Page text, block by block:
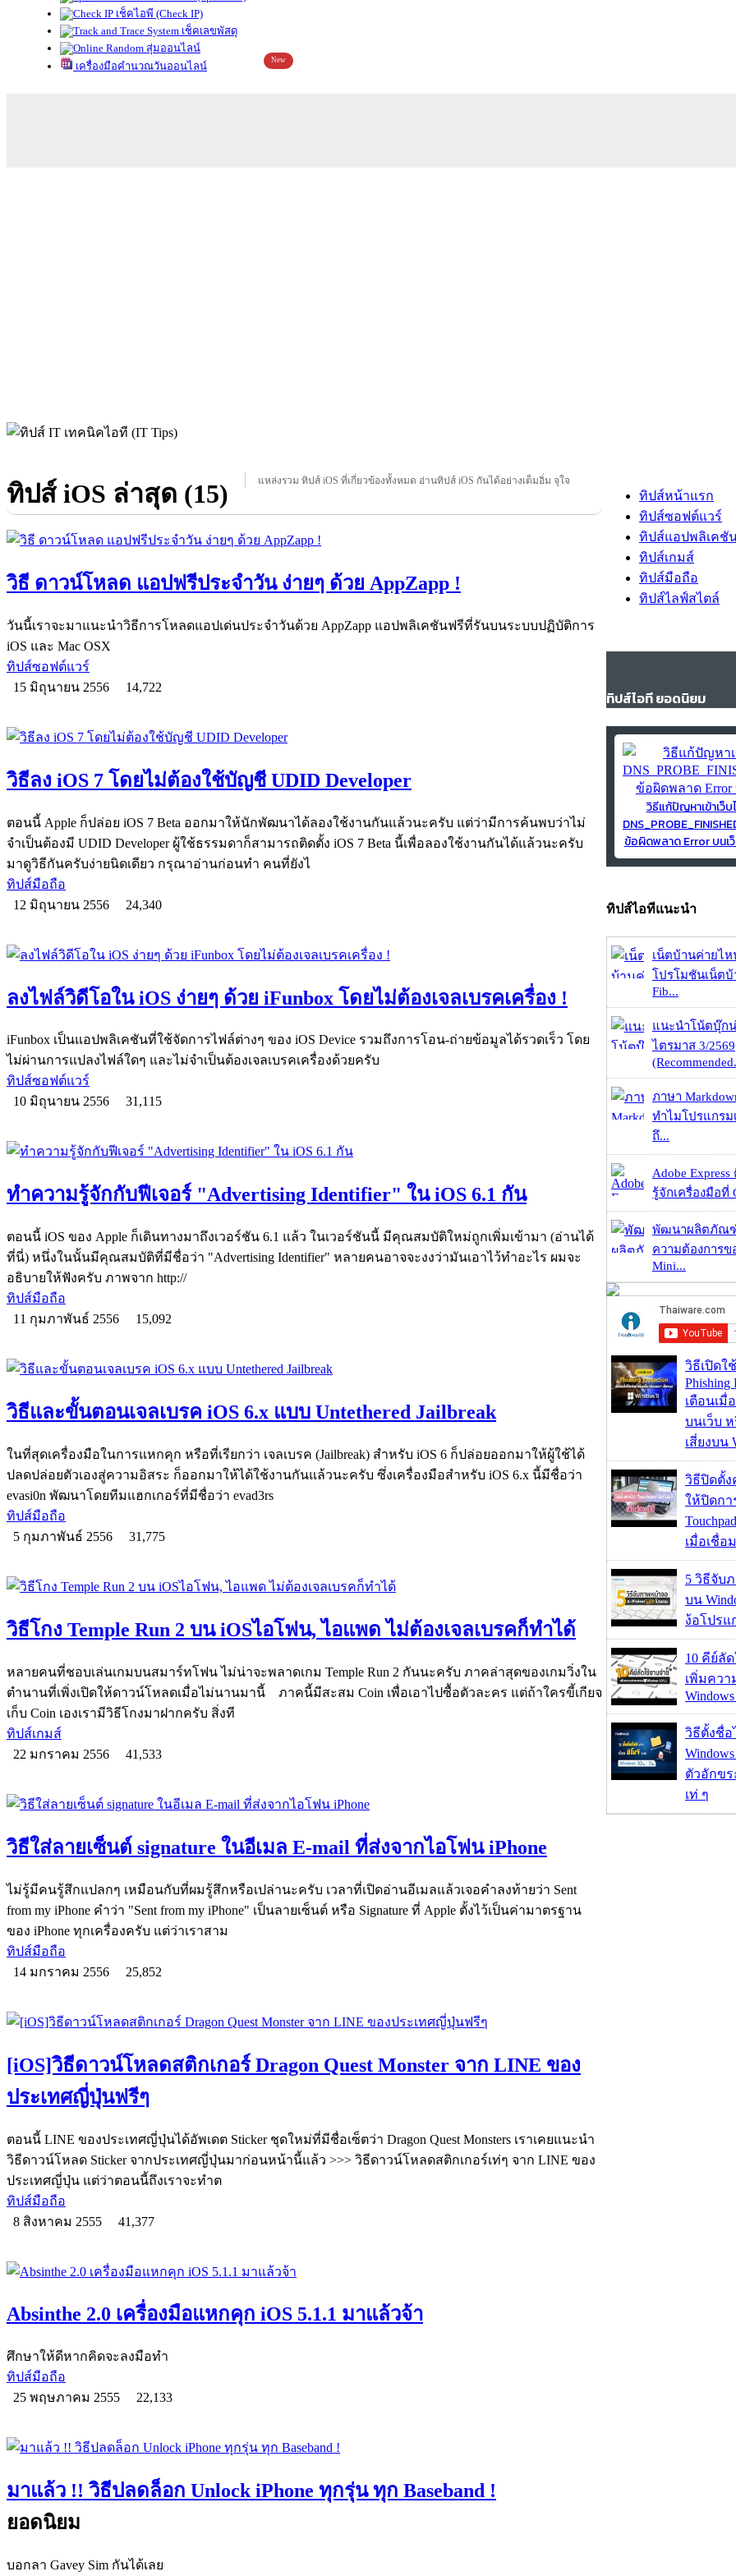
เช็คไอพี (Check IP)
เช็คเลขพัสดุ
สุ่มออนไลน์
เครื่องมือคำนวณวันออนไลน์
New
ทิปส์ iOS ล่าสุด (15) แหล่งรวม ทิปส์ iOS ที่เกี่ยวข้องทั้งหมด อ่านทิปส์ iOS กันได้อย่างเต็มอิ่ม จุใจ
วิธี ดาวน์โหลด แอปฟรีประจำวัน ง่ายๆ ด้วย AppZapp !
วันนี้เราจะมาแนะนำวิธีการโหลดแอปเด่นประจำวันด้วย AppZapp แอปพลิเคชันฟรีที่รันบนระบบปฏิบัติการ
iOS และ Mac OSX
ทิปส์ซอฟต์แวร์
15 มิถุนายน 2556
14,722
วิธีลง iOS 7 โดยไม่ต้องใช้บัญชี UDID Developer
ตอนนี้ Apple ก็ปล่อย iOS 7 Beta ออกมาให้นักพัฒนาได้ลองใช้งานกันแล้วนะครับ แต่ว่ามีการค้นพบว่าไม่
จำเป็นต้องมี UDID Developer ผู้ใช้ธรรมดาก็สามารถติดตั้ง iOS 7 Beta นี้เพื่อลองใช้งานกันได้แล้วนะครับ
มาดูวิธีกันครับง่ายนิดเดียว กรุณาอ่านก่อนทำ คนที่ยังไ
ทิปส์มือถือ
12 มิถุนายน 2556
24,340
ลงไฟล์วิดีโอใน iOS ง่ายๆ ด้วย iFunbox โดยไม่ต้องเจลเบรคเครื่อง !
iFunbox เป็นแอปพลิเคชันที่ใช้จัดการไฟล์ต่างๆ ของ iOS Device รวมถึงการโอน-ถ่ายข้อมูลได้รวดเร็ว โดย
ไม่ผ่านการแปลงไฟล์ใดๆ และไม่จำเป็นต้องเจลเบรคเครื่องด้วยครับ
ทิปส์ซอฟต์แวร์
10 มิถุนายน 2556
31,115
ทำความรู้จักกับฟีเจอร์ "Advertising Identifier" ใน iOS 6.1 กัน
ตอนนี้ iOS ของ Apple ก็เดินทางมาถึงเวอร์ชัน 6.1 แล้ว ในเวอร์ชันนี้ มีคุณสมบัติใหม่ถูกเพิ่มเข้ามา (อ่านได้
ที่นี่) หนึ่งในนั้นมีคุณสมบัติที่มีชื่อว่า "Advertising Identifier" หลายคนอาจจะงงว่ามันเอาไว้ทำอะไร ผมจะ
อธิบายให้ฟังครับ ภาพจาก http://
ทิปส์มือถือ
11 กุมภาพันธ์ 2556
15,092
วิธีและขั้นตอนเจลเบรค iOS 6.x แบบ Untethered Jailbreak
ในที่สุดเครื่องมือในการแหกคุก หรือที่เรียกว่า เจลเบรค (Jailbreak) สำหรับ iOS 6 ก็ปล่อยออกมาให้ผู้ใช้ได้
ปลดปล่อยตัวเองสู่ความอิสระ ก็ออกมาให้ได้ใช้งานกันแล้วนะครับ ซึ่งเครื่องมือสำหรับ iOS 6.x นี้มีชื่อว่า
evasi0n พัฒนาโดยทีมแฮกเกอร์ที่มีชื่อว่า evad3rs
ทิปส์มือถือ
5 กุมภาพันธ์ 2556
31,775
วิธีโกง Temple Run 2 บน iOSไอโฟน, ไอแพด ไม่ต้องเจลเบรคก็ทำได้
หลายคนที่ชอบเล่นเกมบนสมาร์ทโฟน ไม่น่าจะพลาดเกม Temple Run 2 กันนะครับ ภาคล่าสุดของเกมวิ่งใน
ตำนานที่เพิ่งเปิดให้ดาวน์โหลดเมื่อไม่นานมานี้ ภาคนี้มีสะสม Coin เพื่อเอาไปซื้อตัวละคร แต่ถ้าใครขี้เกียจ
เก็บ Coin เองเรามีวิธีโกงมาฝากครับ สิ่งที
ทิปส์เกมส์
22 มกราคม 2556
41,533
วิธีใส่ลายเซ็นต์ signature ในอีเมล E-mail ที่ส่งจากไอโฟน iPhone
ไม่รู้มีคนรู้สึกแปลกๆ เหมือนกับที่ผมรู้สึกหรือเปล่านะครับ เวลาที่เปิดอ่านอีเมลแล้วเจอคำลงท้ายว่า Sent
from my iPhone คำว่า "Sent from my iPhone" เป็นลายเซ็นต์ หรือ Signature ที่ Apple ตั้งไว้เป็นค่ามาตรฐาน
ของ iPhone ทุกเครื่องครับ แต่ว่าเราสาม
ทิปส์มือถือ
14 มกราคม 2556
25,852
[iOS]วิธีดาวน์โหลดสติกเกอร์ Dragon Quest Monster จาก LINE ของ
ประเทศญี่ปุ่นฟรีๆ
ตอนนี้ LINE ของประเทศญี่ปุ่นได้อัพเดต Sticker ชุดใหม่ที่มีชื่อเซ็ตว่า Dragon Quest Monsters เราเคยแนะนำ
วิธีดาวน์โหลด Sticker จากประเทศญี่ปุ่นมาก่อนหน้านี้แล้ว >>> วิธีดาวน์โหลดสติกเกอร์เท่ๆ จาก LINE ของ
ประเทศญี่ปุ่น แต่ว่าตอนนี้ถึงเราจะทำต
ทิปส์มือถือ
8 สิงหาคม 2555
41,377
Absinthe 2.0 เครื่องมือแหกคุก iOS 5.1.1 มาแล้วจ้า
ศึกษาให้ดีหากคิดจะลงมือทำ
ทิปส์มือถือ
25 พฤษภาคม 2555
22,133
มาแล้ว !! วิธีปลดล็อก Unlock iPhone ทุกรุ่น ทุก Baseband !
ยอดนิยม
บอกลา Gavey Sim กันได้เลย
ทิปส์หน้าแรก
ทิปส์ซอฟต์แวร์
ทิปส์แอปพลิเคชั
ทิปส์เกมส์
ทิปส์มือถือ
ทิปส์ไลฟ์สไตล์
ทิปส์ไอที ยอดนิยม
วิธีแก้ปัญหาเข้าเว็บ
ข้อผิดพลาด Error บนเว็
ทิปส์ไอทีแนะนำ
เน็ตบ้านค่ายไห
โปรโมชันเน็ตบ้
Fib...
แนะนำโน้ตบุ๊ก
ไตรมาส 3/2569
ภาษา
ทำไมโปรแกรม
ถึ...
Adobe
รู้จักเครื่องมือที่
พัฒนาผลิตภัณ
ความต้องการข
Mini...
วิธีเปิดใ
Phishing
เตือนเมื่
บนเว็บ
เสี่ยงบน
วิธีปิดตั้
ให้ปิดกา
เมื่อเชื่อ
5 วิธีจับ
บน
ง้อโปรแ
10 คีย์ลั
เพิ่มคว
วิธีตั้งชื่
ตัวอักข
เท่ ๆ